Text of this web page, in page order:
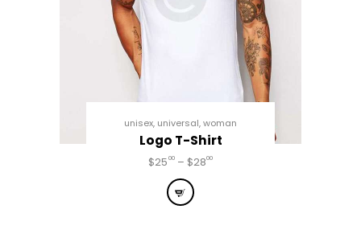
unisex, universal,woman
Logo T-Shirt
$2500– $2800